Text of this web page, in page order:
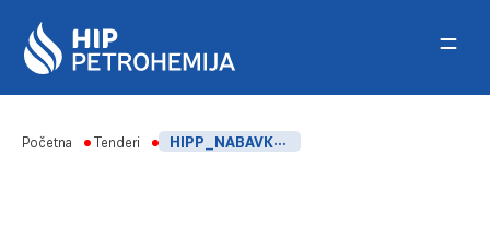
Početna Tenderi HIPP_NABAVKA ELEKTROMOTORA ZA LINIJU PAKOVANJA PEVG – REMONT